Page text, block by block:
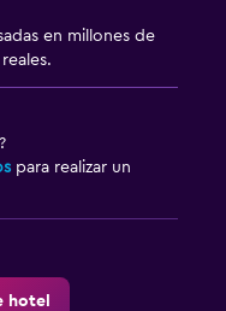
en millones de
para realizar un
hotel